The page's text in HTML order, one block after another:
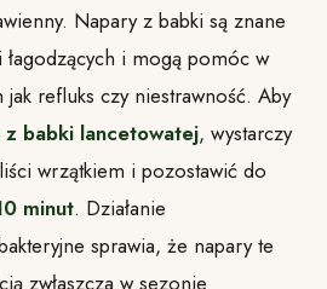
Napary z babki są znane
łagodzących i mogą pomóc w
refluks czy niestrawność. Aby
z babki lancetowatej, wystarczy
wrzątkiem i pozostawić do
minut. Działanie
sprawia, że napary te